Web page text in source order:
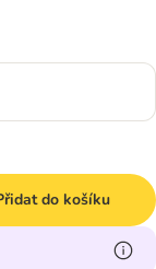
do košíku